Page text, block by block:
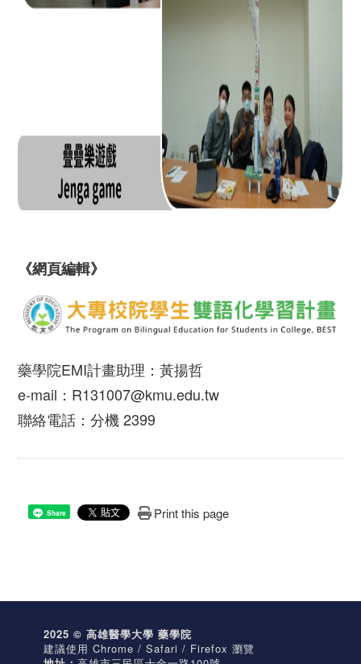
《網頁編輯》
藥學院EMI計畫助理：黃揚哲
e-mail：R131007@kmu.edu.tw
聯絡電話：分機 2399
Share Print this page
2025 © 高雄醫學大學 藥學院
建議使用 Chrome / Safari / Firefox 瀏覽